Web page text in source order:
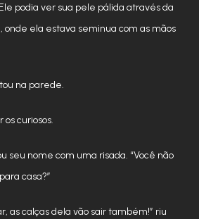
podia ver sua pele pálida através da
onde ela estava seminua com as mãos
na parede.
curiosos.
seu nome com uma risada. “Você não
casa?”
as calças dela vão sair também!” riu